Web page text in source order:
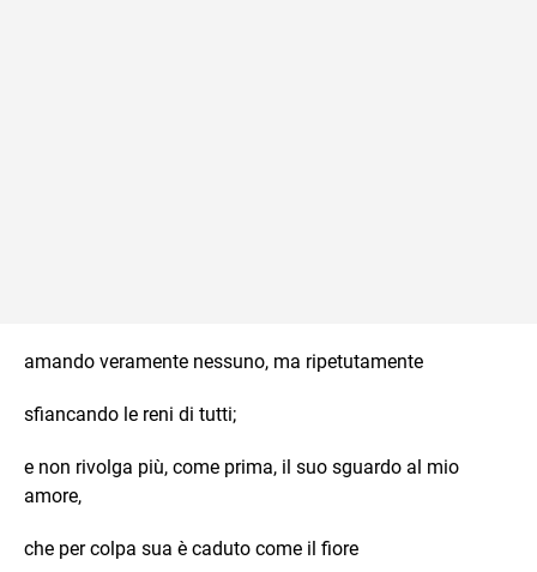
amando veramente nessuno, ma ripetutamente
sfiancando le reni di tutti;
e non rivolga più, come prima, il suo sguardo al mio
amore,
che per colpa sua è caduto come il fiore